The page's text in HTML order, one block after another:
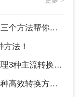
帮你轻松解决！
法！
主流转换方法！
效转换方法！